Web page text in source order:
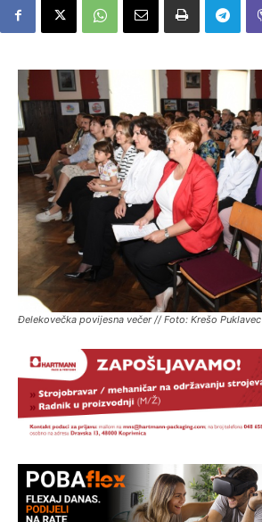
Đelekovečka povijesna večer // Foto: Krešo Puklavec